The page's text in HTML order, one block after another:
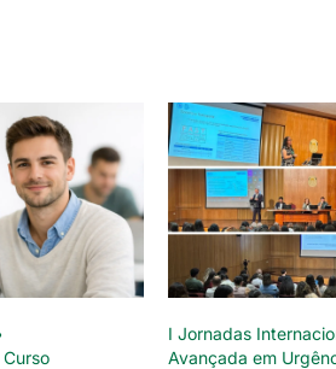
I Jornadas
Avançada em